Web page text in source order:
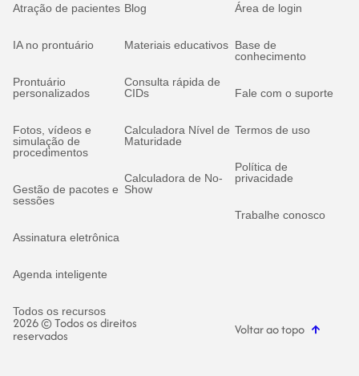
Atração de pacientes
IA no prontuário
Prontuário
personalizados
Fotos, vídeos e
simulação de
procedimentos
Gestão de pacotes e
sessões
Assinatura eletrônica
Agenda inteligente
Todos os recursos
Blog
Materiais educativos
Consulta rápida de
CIDs
Calculadora Nível de
Maturidade
Calculadora de No-
Show
Área de login
Base de
conhecimento
Fale com o suporte
Termos de uso
Política de
privacidade
Trabalhe conosco
2026 © Todos os direitos
reservados Voltar ao topo